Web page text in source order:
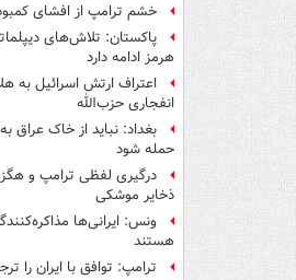
خشم ترامپ از افشای
پاکستان: تلاش‌های
هرمز ادامه دارد
انفجاری حزب‌الله
بغداد: نباید از خاک عراق
حمله شود
درگیری لفظی ترامپ و
ذخایر موشکی
ونس: ایرانی‌ها
هستند
ترامپ: توافق با ایران را